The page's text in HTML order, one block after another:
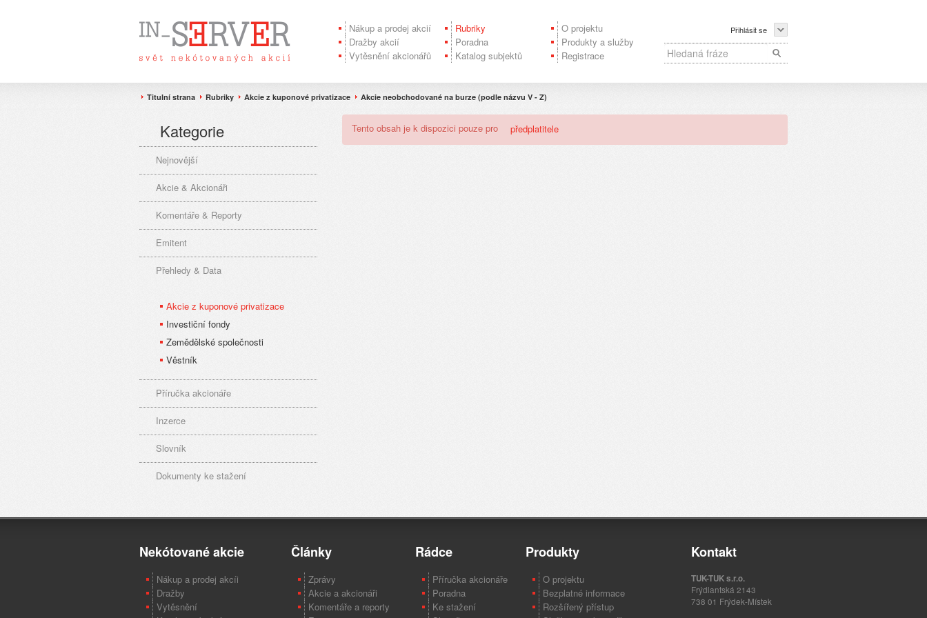
Nákup a prodej akcií
Dražby akcií
Vytěsnění akcionářů
Rubriky
Poradna
Katalog subjektů
O projektu
Produkty a služby
Registrace
Přihlásit se
Titulní strana Rubriky Akcie z kuponové privatizace Akcie neobchodované na burze (podle názvu V - Z)
Tento obsah je k dispozici pouze pro předplatitele
Kategorie
Nejnovější
Akcie & Akcionáři
Komentáře & Reporty
Emitent
Přehledy & Data
Akcie z kuponové privatizace
Investiční fondy
Zemědělské společnosti
Věstník
Příručka akcionáře
Inzerce
Slovník
Dokumenty ke stažení
Nekótované akcie
Nákup a prodej akcíi
Dražby
Vytěsnění
Články
Zprávy
Akcie a akcionáři
Komentáře a reporty
Rádce
Příručka akcionáře
Poradna
Ke stažení
Produkty
O projektu
Bezplatné informace
Rozšířený přístup
Kontakt
TUK-TUK s.r.o.
Frýdlantská 2143
738 01 Frýdek-Místek